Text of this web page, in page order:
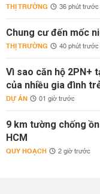
THỊ TRƯỜNG 36 phút trước
Chung cư đến mốc
THỊ TRƯỜNG 40 phút trước
Vì sao căn hộ 2PN+
của nhiều gia đình
DỰ ÁN 01 giờ trước
9 km tường chống
HCM
QUY HOẠCH 2 giờ trước